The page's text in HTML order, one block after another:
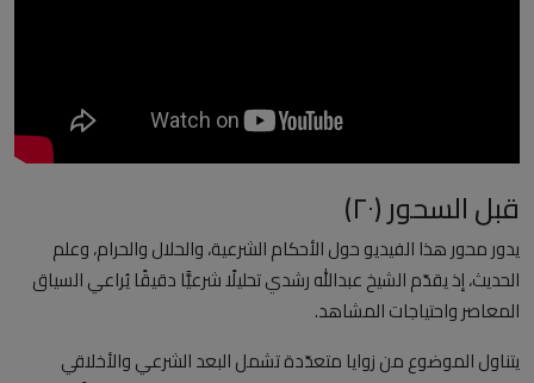
Arabic
قبل السحور (٢٠)
يدور محور هذا الفيديو حول الأحكام الشرعية، والحلال والحرام، وعلم
الحديث، إذ يقدّم الشيخ عبدالله رشدي تحليلًا شرعيًّا دقيقًا يُراعي السياق
المعاصر واحتياجات المشاهد.
يتناول الموضوع من زوايا متعدّدة تشمل البعد الشرعي والأخلاقي